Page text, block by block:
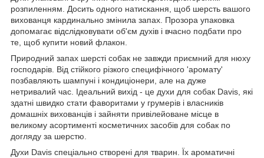
розпиленням. Досить одного натискання, щоб шерсть вашого
вихованця кардинально змінила запах. Прозора упаковка
допомагає відслідковувати об'єм духів і вчасно подбати про
те, щоб купити новий флакон.
Природний запах шерсті собак не завжди приємний для нюху
господарів. Від стійкого різкого специфічного 'аромату'
позбавляють шампуні і кондиціонери, але на дуже
нетривалий час. Ідеальний вихід - це духи для собак Davis, які
здатні швидко стати фаворитами у грумерів і власників
домашніх вихованців і зайняти привілейоване місце в
великому асортименті косметичних засобів для собак по
догляду за шерстю.
Духи Davis спеціально створені для тварин. Їх ароматичні